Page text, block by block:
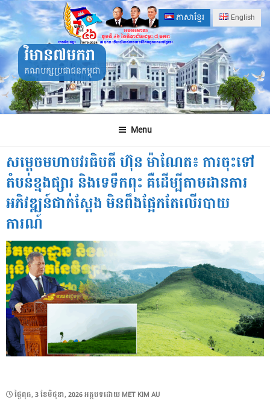
Skip
to
content
ភាសាខ្មែរ English
វិមាន៧មករា
គណបក្សប្រជាជនកម្ពុជា
Menu
សម្ដេចមហាបវរធិបតី ហ៊ុន ម៉ាណែត៖ ការចុះទៅ
តំបន់ខ្នងផ្សារ និងទេទឹកពុះ គឺដើម្បីតាមដានការ
អភិវឌ្ឍន៍ជាក់ស្ដែង មិនពឹងផ្អែកតែលើរបាយ
ការណ៍
POSTED
ថ្ងៃ​ពុធ, 3 ខែ​មិថុនា, 2026អត្ថបទដោយ MET KIM AU